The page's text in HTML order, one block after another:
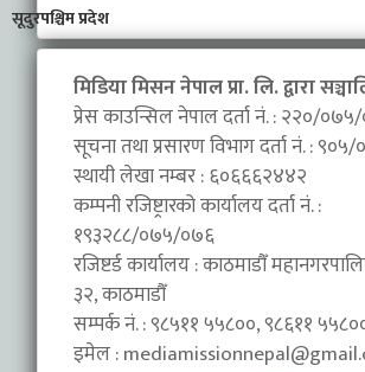
सूदुरपश्चिम प्रदेश
मिडिया मिसन नेपाल प्रा. लि. द्वारा
प्रेस काउन्सिल नेपाल दर्ता नं. : २२०/
सूचना तथा प्रसारण विभाग दर्ता नं. :
स्थायी लेखा नम्बर : ६०६६६२४४२
कम्पनी रजिष्ट्रारको कार्यालय दर्ता नं. :
१९३२८८/०७५/०७६
रजिष्टर्ड कार्यालय : काठमाडौँ
३२, काठमाडौँ
सम्पर्क नं. : ९८५११ ५५८००, ९८६११
इमेल :